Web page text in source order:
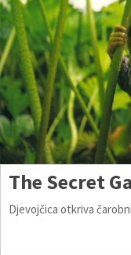
The Secret
Djevojčica otkriva